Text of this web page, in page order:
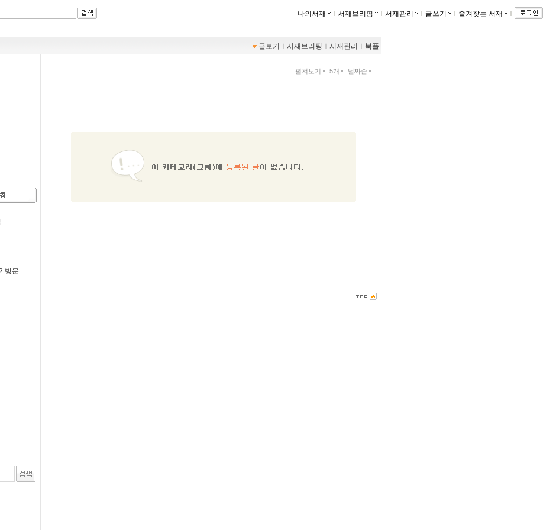
나의서재 ｌ 서재브리핑 ｌ 서재관리 ｌ 글쓰기 ｌ 즐겨찾는 서재 ｌ
글보기 ｌ 서재브리핑 ｌ 서재관리 ｌ 북플
방문
펼쳐보기 5개 날짜순